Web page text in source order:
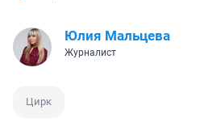
Юлия Мальцева
Журналист
Цирк